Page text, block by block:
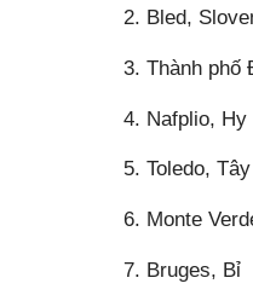
2. Bled,
3. Thành phố
4. Nafplio, Hy
5. Toledo,
6. Monte
7. Bruges, Bỉ